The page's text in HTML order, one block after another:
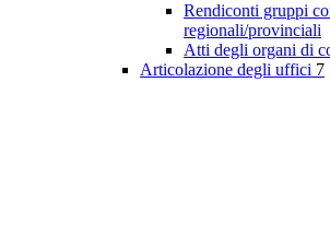
Rendiconti gruppi
regionali/provinciali
Atti degli organi di
Articolazione degli uffici 7